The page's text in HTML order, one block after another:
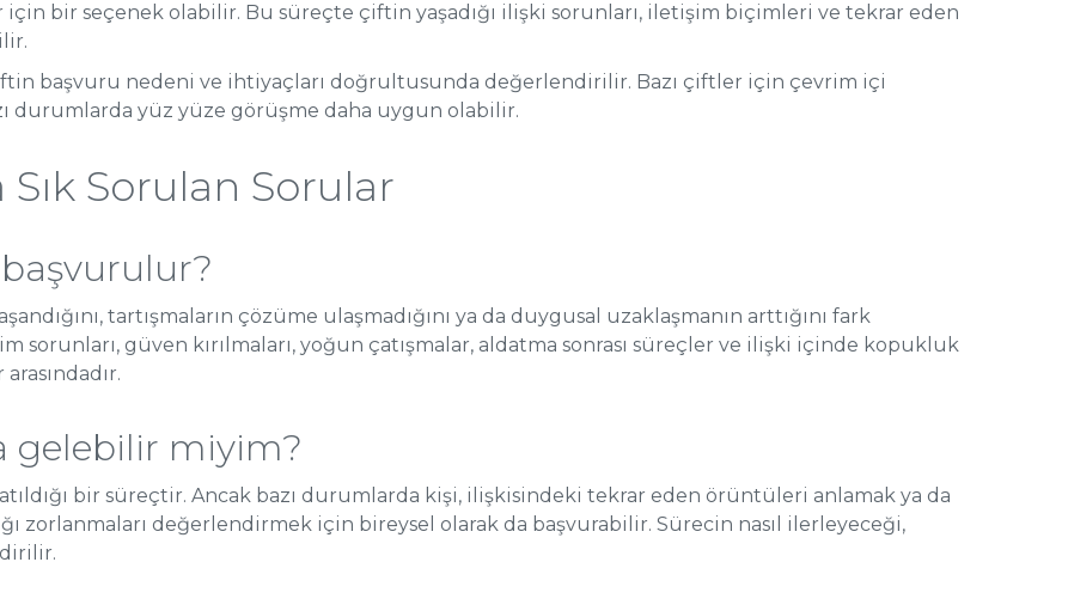
bir seçenek olabilir. Bu süreçte çiftin yaşadığı ilişki sorunları, iletişim biçimleri ve tekrar eden
başvuru nedeni ve ihtiyaçları doğrultusunda değerlendirilir. Bazı çiftler için çevrim içi
durumlarda yüz yüze görüşme daha uygun olabilir.
Sorulan Sorular
tartışmaların çözüme ulaşmadığını ya da duygusal uzaklaşmanın arttığını fark
güven kırılmaları, yoğun çatışmalar, aldatma sonrası süreçler ve ilişki içinde kopukluk
gelebilir miyim?
bir süreçtir. Ancak bazı durumlarda kişi, ilişkisindeki tekrar eden örüntüleri anlamak ya da
zorlanmaları değerlendirmek için bireysel olarak da başvurabilir. Sürecin nasıl ilerleyeceği,